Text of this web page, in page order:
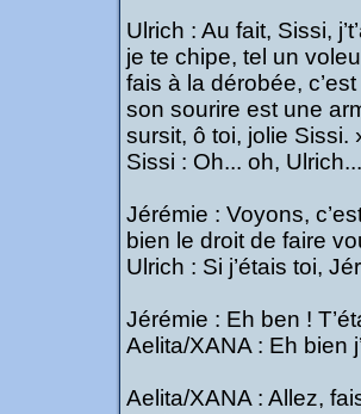
Ulrich : Au fait, Sissi,
je te chipe, tel un
fais à la dérobée,
son sourire est une
sursit, ô toi, jolie Sissi.
Sissi : Oh... oh,
Jérémie : Voyons,
bien le droit de faire
Ulrich : Si j’étais toi,
Jérémie : Eh ben !
Aelita/XANA : Eh bien
Aelita/XANA : Allez,